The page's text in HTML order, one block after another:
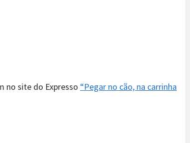
no site do Expresso “Pegar no cão, na carrinha